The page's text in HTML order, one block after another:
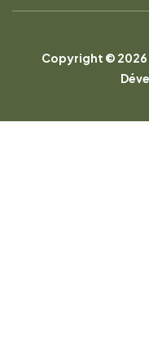
Copyright © 2026